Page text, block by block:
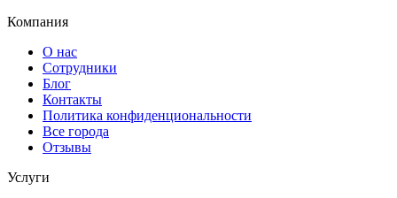
Компания
О нас
Сотрудники
Блог
Контакты
Политика конфиденциональности
Все города
Отзывы
Услуги